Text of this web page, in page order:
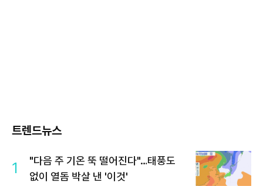
트렌드뉴스
1
"다음 주 기온 뚝 떨어진다"…태풍도
없이 열돔 박살 낸 '이것'